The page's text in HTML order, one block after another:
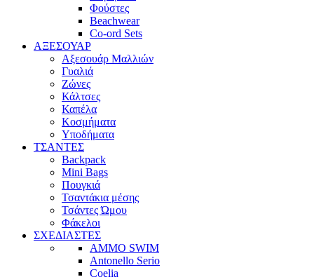
Φούστες
Beachwear
Co-ord Sets
ΑΞΕΣΟΥΑΡ
Αξεσουάρ Μαλλιών
Γυαλιά
Ζώνες
Κάλτσες
Καπέλα
Κοσμήματα
Υποδήματα
ΤΣΑΝΤΕΣ
Backpack
Mini Bags
Πουγκιά
Τσαντάκια μέσης
Τσάντες Ώμου
Φάκελοι
ΣΧΕΔΙΑΣΤΕΣ
AMMO SWIM
Antonello Serio
Coelia